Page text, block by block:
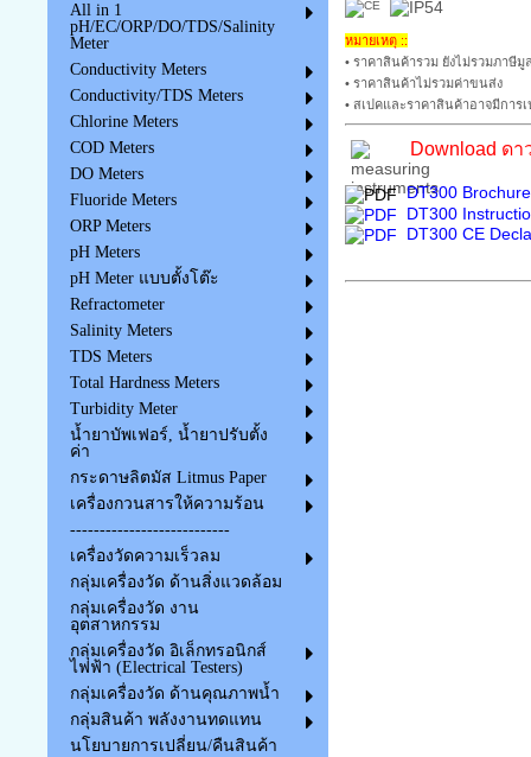
All in 1
pH/EC/ORP/DO/TDS/Salinity
Meter
Conductivity Meters
Conductivity/TDS Meters
Chlorine Meters
COD Meters
DO Meters
Fluoride Meters
ORP Meters
pH Meters
pH Meter แบบตั้งโต๊ะ
Refractometer
Salinity Meters
TDS Meters
Total Hardness Meters
Turbidity Meter
น้ำยาบัพเฟอร์, น้ำยาปรับตั้ง
ค่า
กระดาษลิตมัส Litmus Paper
เครื่องกวนสารให้ความร้อน
---------------------------
เครื่องวัดความเร็วลม
กลุ่มเครื่องวัด ด้านสิ่งแวดล้อม
กลุ่มเครื่องวัด งาน
อุตสาหกรรม
กลุ่มเครื่องวัด อิเล็กทรอนิกส์
ไฟฟ้า (Electrical Testers)
กลุ่มเครื่องวัด ด้านคุณภาพน้ำ
กลุ่มสินค้า พลังงานทดแทน
นโยบายการเปลี่ยน/คืนสินค้า
หมายเหตุ ::
• ราคาสินค้ารวม ยังไม่รวมภาษีมู
• ราคาสินค้าไม่รวมค่าขนส่ง
• สเปคและราคาสินค้าอาจมีการ
Download ด
DT300
DT300
DT300 CE